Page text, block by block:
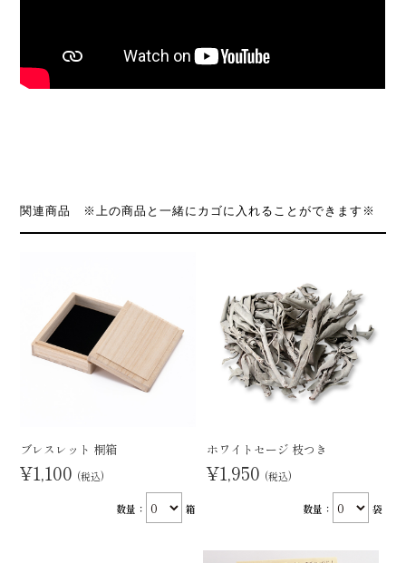
関連商品 ※上の商品と一緒にカゴに入れることができます※
ブレスレット 桐箱
¥1,100 (税込)
数量： 箱
ホワイトセージ 枝つき
¥1,950 (税込)
数量： 袋